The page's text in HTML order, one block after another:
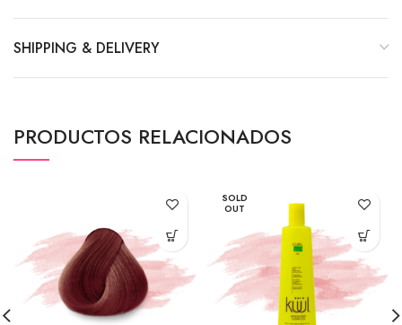
SHIPPING & DELIVERY
PRODUCTOS RELACIONADOS
SOLD
OUT